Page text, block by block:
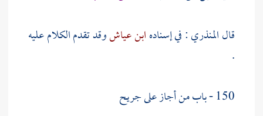
قالالمنذري: في إسنادهابن عياشوقد تقدم الكلام عليه
.
150 - باب من أجاز على جريح